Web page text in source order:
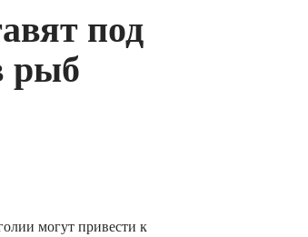
под
рыб
могут привести к